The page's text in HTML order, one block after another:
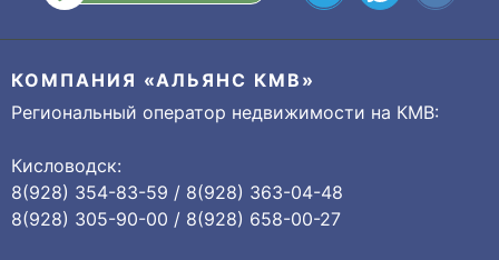
КОМПАНИЯ «АЛЬЯНС КМВ»
Региональный оператор недвижимости на КМВ:
Кисловодск:
8(928) 354-83-59 / 8(928) 363-04-48
8(928) 305-90-00 / 8(928) 658-00-27